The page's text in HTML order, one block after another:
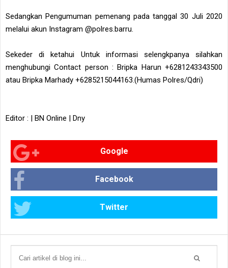
Sedangkan Pengumuman pemenang pada tanggal 30 Juli 2020
melalui akun Instagram @polres.barru.
Sekeder di ketahui Untuk informasi selengkpanya silahkan
menghubungi Contact person : Bripka Harun +6281243343500
atau Bripka Marhady +6285215044163.(Humas Polres/Qdri)
Editor : | BN Online | Dny
Google
Facebook
Twitter